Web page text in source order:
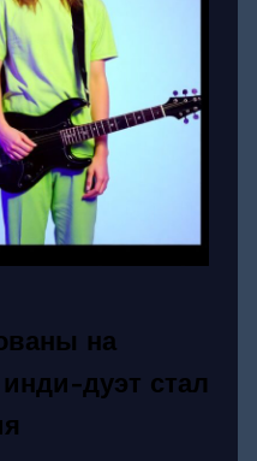
на
дуэт стал